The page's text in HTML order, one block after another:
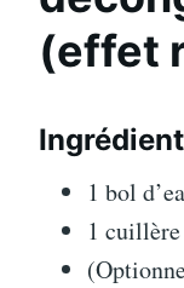
(effet
1 bol
1